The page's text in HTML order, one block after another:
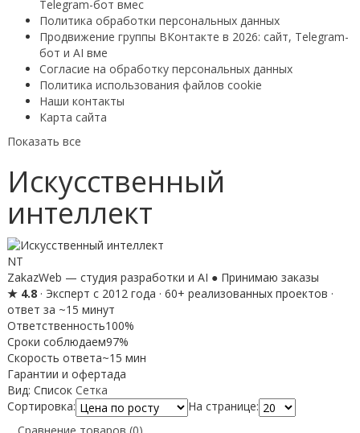
Telegram-бот вмес
Политика обработки персональных данных
Продвижение группы ВКонтакте в 2026: сайт, Telegram-
бот и AI вме
Согласие на обработку персональных данных
Политика использования файлов cookie
Наши контакты
Карта сайта
Показать все
Искусственный
интеллект
NT
ZakazWeb — студия разработки и AI ● Принимаю заказы
★ 4.8 · Эксперт с 2012 года · 60+ реализованных проектов ·
ответ за ~15 минут
Ответственность100%
Сроки соблюдаем97%
Скорость ответа~15 мин
Гарантии и офертада
Вид: Список Сетка
Сортировка:
На странице: